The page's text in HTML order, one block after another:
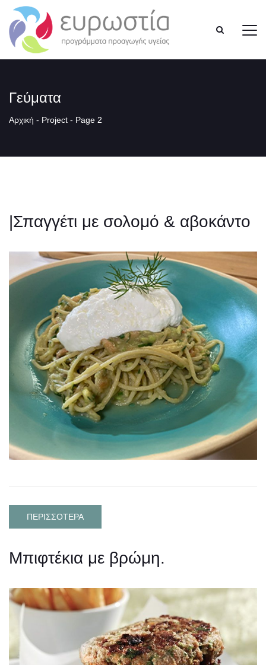
Γεύματα
Αρχική - Project - Page 2
|Σπαγγέτι με σολομό & αβοκάντο
ΠΕΡΙΣΣΟΤΕΡΑ
Μπιφτέκια με βρώμη.